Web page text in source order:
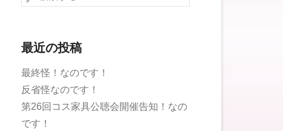
最近の投稿
最終怪！なのです！
反省怪なのです！
第26回コス家具公聴会開催告知！なの
です！